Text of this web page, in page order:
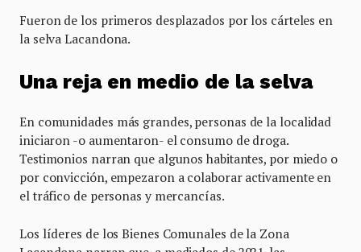
Fueron de los primeros desplazados por los cárteles en
la selva Lacandona.
Una reja en medio de la selva
En comunidades más grandes, personas de la localidad
iniciaron -o aumentaron- el consumo de droga.
Testimonios narran que algunos habitantes, por miedo o
por convicción, empezaron a colaborar activamente en
el tráfico de personas y mercancías.
Los líderes de los Bienes Comunales de la Zona